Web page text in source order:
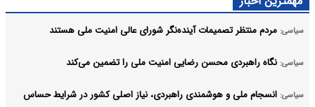
سیاسی: مردم منتظر تصمیمات آینده‌نگر شورای عالی امنیت ملی هستند
سیاسی: نگاه راهبردی محسن رضایی امنیت ملی را تضمین می‌کند
سیاسی: انسجام ملی و هوشمندی راهبردی، نیاز اصلی کشور در شرایط حساس